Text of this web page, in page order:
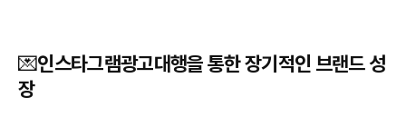
💌인스타그램광고대행을 통한 장기적인 브랜드 성
장